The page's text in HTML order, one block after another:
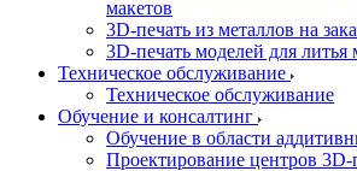
макетов
3D-печать из металлов на
3D-печать моделей для литья
Техническое обслуживание
Техническое обслуживание
Обучение и консалтинг
Обучение в области
Проектирование центров